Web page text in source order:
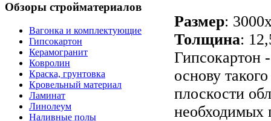
Обзоры стройматериалов
Вагонка и комплектующие
Гипсокартон
Керамогранит
Ковролин
Краска, грунтовка
Кровельный материал
Ламинат
Линолеум
Наливные полы
Размер:
Толщина:
Гипсокартон
основу
плоскости
необходимых